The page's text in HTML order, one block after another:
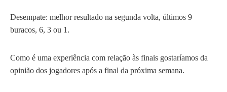
Desempate: melhor resultado na segunda volta, últimos 9
buracos, 6, 3 ou 1.
Como é uma experiência com relação às finais gostaríamos da
opinião dos jogadores após a final da próxima semana.